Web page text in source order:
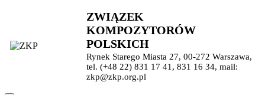
ZWIĄZEK
KOMPOZYTORÓW
POLSKICH
Rynek Starego Miasta 27, 00-272 Warszawa,
tel. (+48 22) 831 17 41, 831 16 34, mail:
zkp@zkp.org.pl